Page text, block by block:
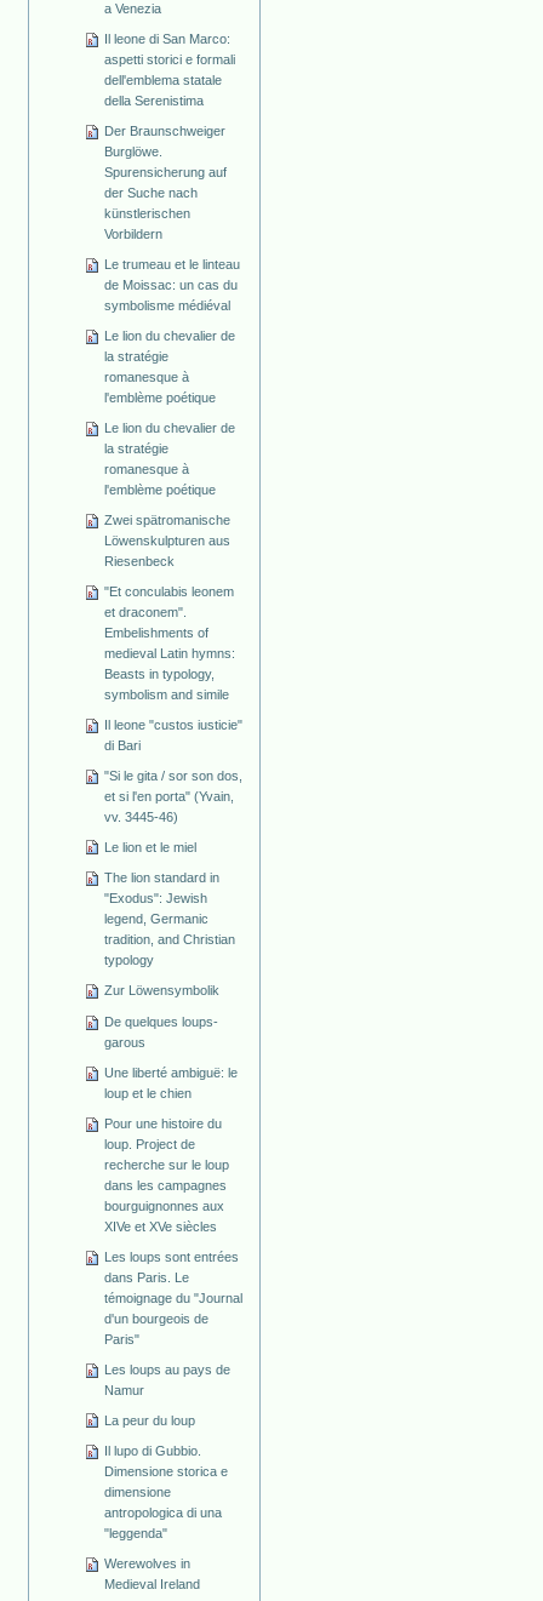
a Venezia
Il leone di San Marco:
aspetti storici e formali
dell'emblema statale
della Serenistima
Der Braunschweiger
Burglöwe.
Spurensicherung auf
der Suche nach
künstlerischen
Vorbildern
Le trumeau et le linteau
de Moissac: un cas du
symbolisme médiéval
Le lion du chevalier de
la stratégie
romanesque à
l'emblème poétique
Le lion du chevalier de
la stratégie
romanesque à
l'emblème poétique
Zwei spätromanische
Löwenskulpturen aus
Riesenbeck
"Et conculabis leonem
et draconem".
Embelishments of
medieval Latin hymns:
Beasts in typology,
symbolism and simile
Il leone "custos iusticie"
di Bari
"Si le gita / sor son dos,
et si l'en porta" (Yvain,
vv. 3445-46)
Le lion et le miel
The lion standard in
"Exodus": Jewish
legend, Germanic
tradition, and Christian
typology
Zur Löwensymbolik
De quelques loups-
garous
Une liberté ambiguë: le
loup et le chien
Pour une histoire du
loup. Project de
recherche sur le loup
dans les campagnes
bourguignonnes aux
XIVe et XVe siècles
Les loups sont entrées
dans Paris. Le
témoignage du "Journal
d'un bourgeois de
Paris"
Les loups au pays de
Namur
La peur du loup
Il lupo di Gubbio.
Dimensione storica e
dimensione
antropologica di una
"leggenda"
Werewolves in
Medieval Ireland